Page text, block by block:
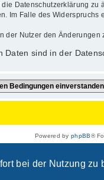
bei der Nutzung zu
Datenschutzerklärung
Im Falle des
der Nutzer den Änderungen
sind in der
Powered byphpBB®